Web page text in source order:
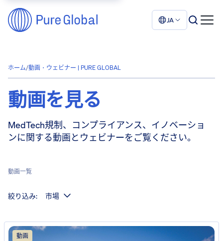
JA
ホーム/動画・ウェビナー | PURE GLOBAL
動画を見る
MedTech規制、コンプライアンス、イノベーショ
ンに関する動画とウェビナーをご覧ください。
動画一覧
絞り込み: 市場
動画